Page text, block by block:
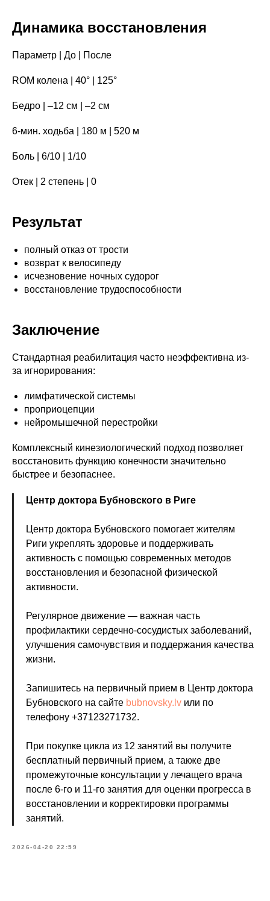
Динамика восстановления
Параметр | До | После
ROM колена | 40° | 125°
Бедро | –12 см | –2 см
6-мин. ходьба | 180 м | 520 м
Боль | 6/10 | 1/10
Отек | 2 степень | 0
Результат
полный отказ от трости
возврат к велосипеду
исчезновение ночных судорог
восстановление трудоспособности
Заключение
Стандартная реабилитация часто неэффективна из-
за игнорирования:
лимфатической системы
проприоцепции
нейромышечной перестройки
Комплексный кинезиологический подход позволяет
восстановить функцию конечности значительно
быстрее и безопаснее.
Центр доктора Бубновского в Риге
Центр доктора Бубновского помогает жителям
Риги укреплять здоровье и поддерживать
активность с помощью современных методов
восстановления и безопасной физической
активности.
Регулярное движение — важная часть
профилактики сердечно-сосудистых заболеваний,
улучшения самочувствия и поддержания качества
жизни.
Запишитесь на первичный прием в Центр доктора
Бубновского на сайте bubnovsky.lv или по
телефону +37123271732.
При покупке цикла из 12 занятий вы получите
бесплатный первичный прием, а также две
промежуточные консультации у лечащего врача
после 6-го и 11-го занятия для оценки прогресса в
восстановлении и корректировки программы
занятий.
2026-04-20 22:59
Записаться
на консультацию
Как вас зовут?*
Ваш телефон*
+371